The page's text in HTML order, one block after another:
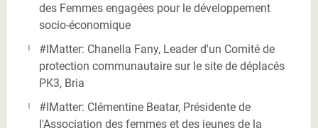
des Femmes engagées pour le développement
socio-économique
#IMatter: Chanella Fany, Leader d'un Comité de
protection communautaire sur le site de déplacés
PK3, Bria
#IMatter: Clémentine Beatar, Présidente de
l'Association des femmes et des jeunes de la